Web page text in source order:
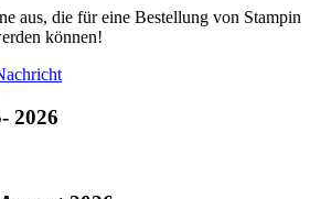
aus, die für eine Bestellung von Stampin
können!
2026